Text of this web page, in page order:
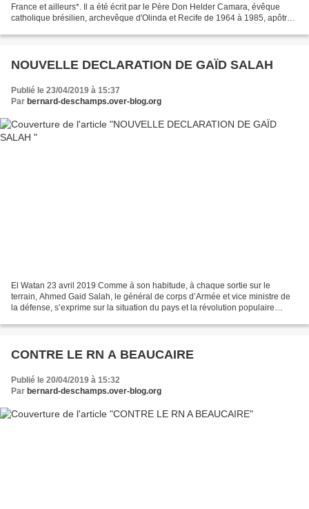
France et ailleurs*. Il a été écrit par le Père Don Helder Camara, évêque
catholique brésilien, archevêque d'Olinda et Recife de 1964 à 1985, apôtre
NOUVELLE DECLARATION DE GAÏD SALAH
Publié le 23/04/2019 à 15:37
Par bernard-deschamps.over-blog.org
El Watan 23 avril 2019 Comme à son habitude, à chaque sortie sur le
terrain, Ahmed Gaid Salah, le général de corps d’Armée et vice ministre de
la défense, s’exprime sur la situation du pays et la révolution populaire
CONTRE LE RN A BEAUCAIRE
Publié le 20/04/2019 à 15:32
Par bernard-deschamps.over-blog.org